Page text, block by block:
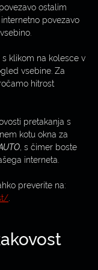
ostalim
povezavo
klikom na kolesce v
vsebine. Za
hitrost
pretakanja s
kotu okna za
, s čimer boste
interneta.
preverite na: